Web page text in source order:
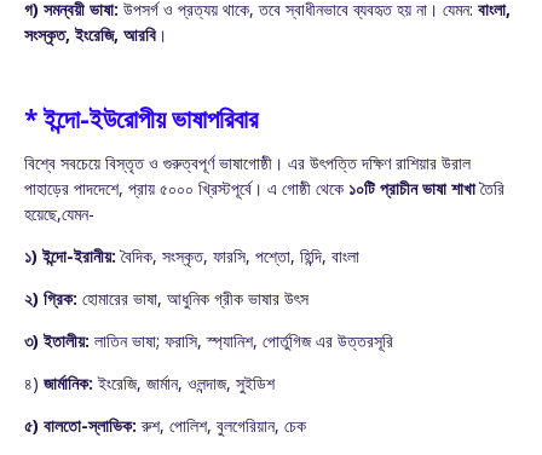
গ) সমন্বয়ী ভাষা: উপসর্গ ও প্রত্যয় থাকে, তবে স্বাধীনভাবে ব্যবহৃত হয় না। যেমন: বাংলা,
সংস্কৃত, ইংরেজি, আরবি।
* ইন্দো-ইউরোপীয় ভাষাপরিবার
বিশ্বে সবচেয়ে বিস্তৃত ও গুরুত্বপূর্ণ ভাষাগোষ্ঠী। এর উৎপত্তি দক্ষিণ রাশিয়ার উরাল
পাহাড়ের পাদদেশে, প্রায় ৫০০০ খ্রিস্টপূর্বে। এ গোষ্ঠী থেকে ১০টি প্রাচীন ভাষা শাখাতৈরি
হয়েছে,যেমন-
১) ইন্দো-ইরানীয়: বৈদিক, সংস্কৃত, ফারসি, পশ্তো, হিন্দি, বাংলা
২) গ্রিক: হোমারের ভাষা, আধুনিক গ্রীক ভাষার উৎস
৩) ইতালীয়: লাতিন ভাষা; ফরাসি, স্প্যানিশ, পোর্তুগিজ এর উত্তরসূরি
৪) জার্মানিক: ইংরেজি, জার্মান, ওলন্দাজ, সুইডিশ
৫) বালতো-স্লাভিক: রুশ, পোলিশ, বুলগেরিয়ান, চেক